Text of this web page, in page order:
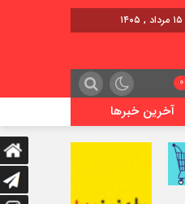
0
آخرین خبرها
اعزام قطار فوق‌العاده کرمان – خرمشهر